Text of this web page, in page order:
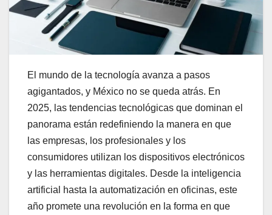
El mundo de la tecnología avanza a pasos
agigantados, y México no se queda atrás. En
2025, las tendencias tecnológicas que dominan el
panorama están redefiniendo la manera en que
las empresas, los profesionales y los
consumidores utilizan los dispositivos electrónicos
y las herramientas digitales. Desde la inteligencia
artificial hasta la automatización en oficinas, este
año promete una revolución en la forma en que